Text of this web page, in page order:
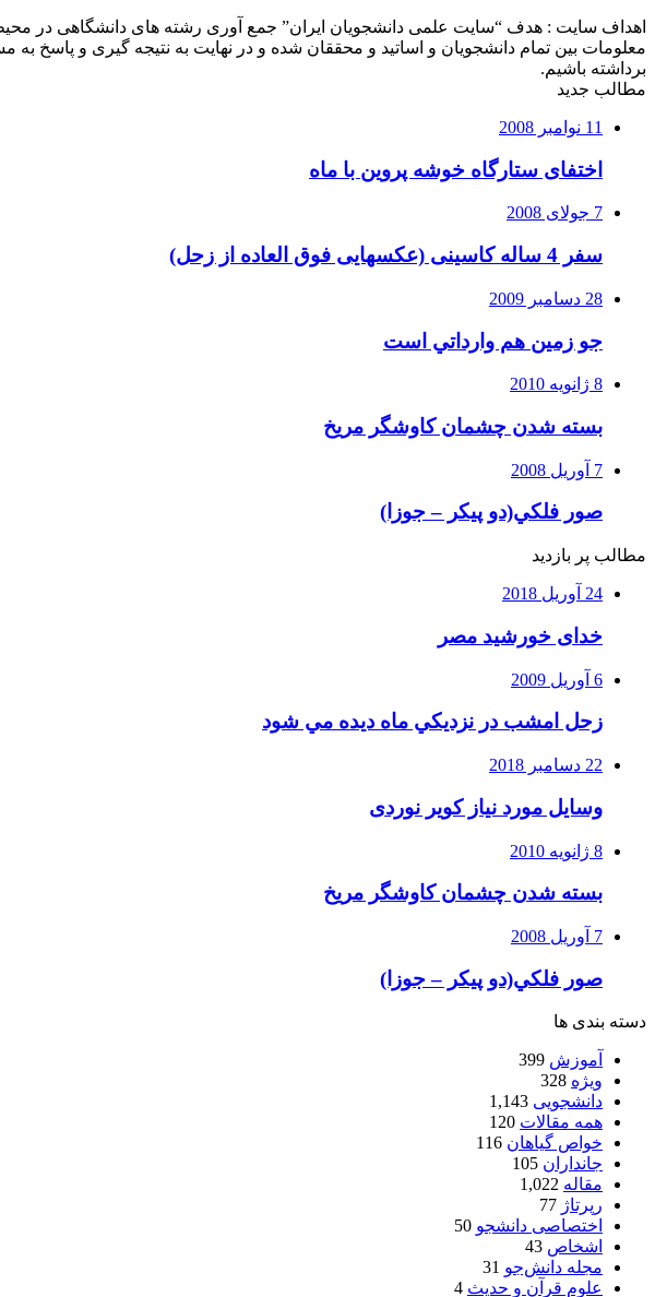
اهداف سایت : هدف “سایت علمی دانشجویان ایران” جمع آوری رشته های دانشگاهی در
معلومات بین تمام دانشجویان و اساتید و محققان شده و در نهایت به نتیجه گیری و
برداشته باشیم.
مطالب جدید
11 نوامبر 2008
اختفای ستارگاه خوشه پروین با ماه
7 جولای 2008
سفر 4 ساله کاسینی (عکسهایی فوق العاده از زحل)
28 دسامبر 2009
جو زمين هم وارداتي است
8 ژانویه 2010
بسته شدن چشمان کاوشگر مريخ
7 آوریل 2008
صور فلكي(دو پیکر – جوزا)
مطالب پر بازدید
24 آوریل 2018
خدای خورشید مصر
6 آوریل 2009
زحل امشب در نزديكي ماه ديده مي شود
22 دسامبر 2018
وسایل مورد نیاز کویر نوردی
8 ژانویه 2010
بسته شدن چشمان کاوشگر مريخ
7 آوریل 2008
صور فلكي(دو پیکر – جوزا)
دسته بندی ها
آموزش 399
ویژه 328
دانشجویی 1,143
همه مقالات 120
خواص گیاهان 116
جانداران 105
مقاله 1,022
رپرتاژ 77
اختصاصی دانشجو 50
اشخاص 43
مجله دانش‌جو 31
علوم قرآن و حدیث 4